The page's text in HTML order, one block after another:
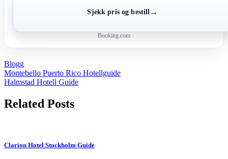
Sjekk pris og bestill →
Booking.com
Blogg
Post
navigation
Montebello Puerto Rico Hotellguide
Halmstad Hotell Guide
Related Posts
Clarion Hotel Stockholm Guide